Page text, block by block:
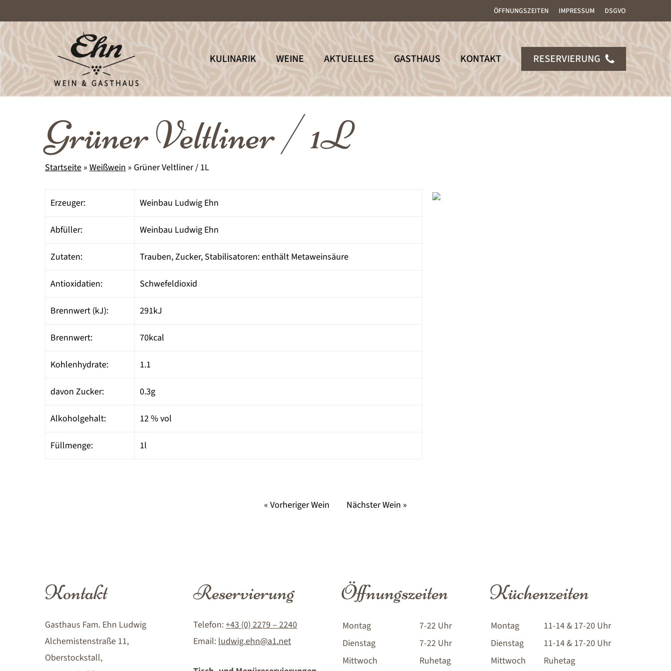
to
content
ÖFFNUNGSZEITEN IMPRESSUM DSGVO
KULINARIK WEINE AKTUELLES GASTHAUS KONTAKT RESERVIERUNG
Grüner Veltliner / 1L
Startseite » Weißwein » Grüner Veltliner / 1L
Erzeuger: Weinbau Ludwig Ehn
Abfüller: Weinbau Ludwig Ehn
Zutaten: Trauben, Zucker, Stabilisatoren: enthält Metaweinsäure
Antioxidatien: Schwefeldioxid
Brennwert (kJ): 291kJ
Brennwert: 70kcal
Kohlenhydrate: 1.1
davon Zucker: 0.3g
Alkoholgehalt: 12 % vol
Füllmenge: 1l
« Vorheriger Wein Nächster Wein »
Kontakt
Gasthaus Fam. Ehn Ludwig
Alchemistenstraße 11,
Oberstockstall,
Reservierung
Telefon:+43 (0) 2279 – 2240
Email:ludwig.ehn@a1.net
Öffnungszeiten
Montag
7-22 Uhr
Dienstag
7-22 Uhr
Mittwoch
Ruhetag
Küchenzeiten
Montag
11-14 & 17-20 Uhr
Dienstag
11-14 & 17-20 Uhr
Mittwoch
Ruhetag